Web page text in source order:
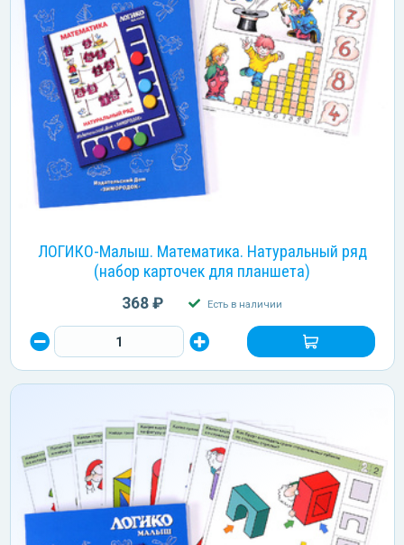
ЛОГИКО-Малыш. Математика. Натуральный ряд
(набор карточек для планшета)
368 ₽ Есть в наличии